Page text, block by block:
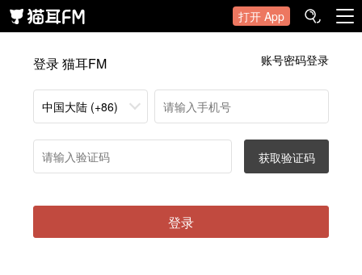
打开 App
登录 猫耳FM 账号密码登录
中国大陆 (+86)
获取验证码
登录